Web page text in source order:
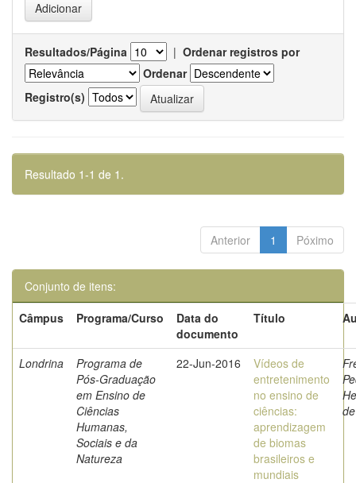
Resultados/Página | Ordenar registros por
Ordenar
Registro(s)
Resultado 1-1 de 1.
Anterior 1 Póximo
Conjunto de itens:
Câmpus
Programa/Curso
Data do
documento
Título
Londrina
Programa de
Pós-Graduação
em Ensino de
Ciências
Humanas,
Sociais e da
Natureza
22-Jun-2016
Vídeos de
entretenimento
no ensino de
ciências:
aprendizagem
de biomas
brasileiros e
mundiais
de